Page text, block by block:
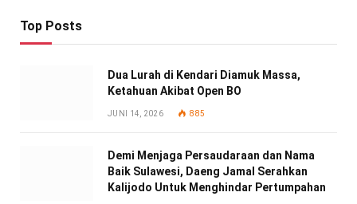
Top Posts
Dua Lurah di Kendari Diamuk Massa,
Ketahuan Akibat Open BO
JUNI 14, 2026 885
Demi Menjaga Persaudaraan dan Nama
Baik Sulawesi, Daeng Jamal Serahkan
Kalijodo Untuk Menghindar Pertumpahan